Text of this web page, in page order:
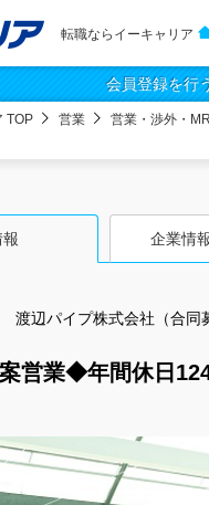
転職ならイーキャリア
会員登録を行
TOP 営業 営業・渉外・MR
企業情
渡辺パイプ株式会社（合同
営業◆年間休日